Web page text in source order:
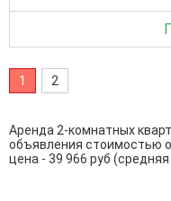
1 2
Аренда 2-комнатных
объявления стоимостью
цена - 39 966 руб